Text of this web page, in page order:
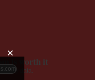
×
is worth it
party data.